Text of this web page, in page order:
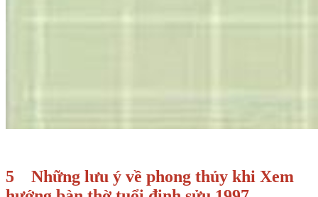
5 Những lưu ý về phong thủy khi Xem